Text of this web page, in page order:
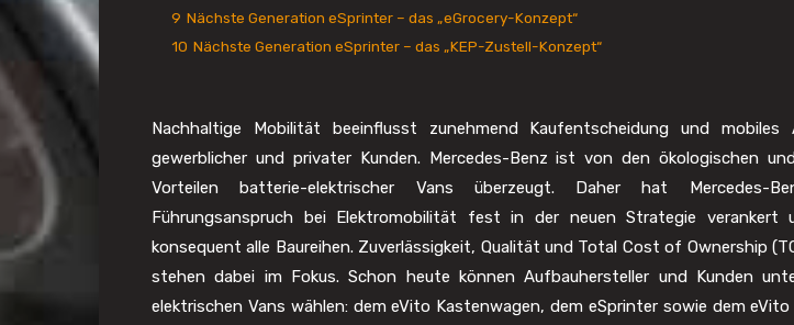
9 Nächste Generation eSprinter – das „eGrocery-Konzept“
10 Nächste Generation eSprinter – das „KEP-Zustell-Konzept“
Nachhaltige Mobilität beeinflusst zunehmend Kaufentscheidung und mobiles
gewerblicher und privater Kunden. Mercedes-Benz ist von den ökologischen
Vorteilen batterie-elektrischer Vans überzeugt. Daher hat Mercedes-
Führungsanspruch bei Elektromobilität fest in der neuen Strategie verankert
konsequent alle Baureihen. Zuverlässigkeit, Qualität und Total Cost of Ownership
stehen dabei im Fokus. Schon heute können Aufbauhersteller und Kunden
elektrischen Vans wählen: dem eVito Kastenwagen, dem eSprinter sowie dem